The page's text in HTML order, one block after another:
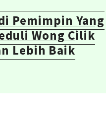
Pemimpin Yang
Wong Cilik
Lebih Baik